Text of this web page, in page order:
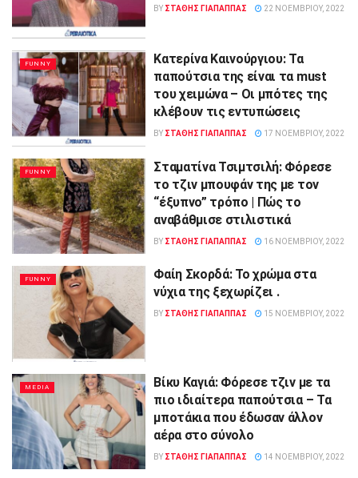
BY ΣΤΑΘΗΣ ΓΊΑΠΑΠΠΑΣ 22 ΝΟΕΜΒΡΊΟΥ, 2022
FUNNY
Κατερίνα Καινούργιου: Τα
παπούτσια της είναι τα must
του χειμώνα – Οι μπότες της
κλέβουν τις εντυπώσεις
BY ΣΤΑΘΗΣ ΓΊΑΠΑΠΠΑΣ 17 ΝΟΕΜΒΡΊΟΥ, 2022
FUNNY
Σταματίνα Τσιμτσιλή: Φόρεσε
το τζιν μπουφάν της με τον
“έξυπνο” τρόπο | Πώς το
αναβάθμισε στιλιστικά
BY ΣΤΑΘΗΣ ΓΊΑΠΑΠΠΑΣ 16 ΝΟΕΜΒΡΊΟΥ, 2022
FUNNY
Φαίη Σκορδά: Το χρώμα στα
νύχια της ξεχωρίζει .
BY ΣΤΑΘΗΣ ΓΊΑΠΑΠΠΑΣ 15 ΝΟΕΜΒΡΊΟΥ, 2022
MEDIA
Βίκυ Καγιά: Φόρεσε τζιν με τα
πιο ιδιαίτερα παπούτσια – Τα
μποτάκια που έδωσαν άλλον
αέρα στο σύνολο
BY ΣΤΑΘΗΣ ΓΊΑΠΑΠΠΑΣ 14 ΝΟΕΜΒΡΊΟΥ, 2022